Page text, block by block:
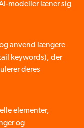
modeller læner sig
anvend længere
keywords), der
deres
elementer,
og